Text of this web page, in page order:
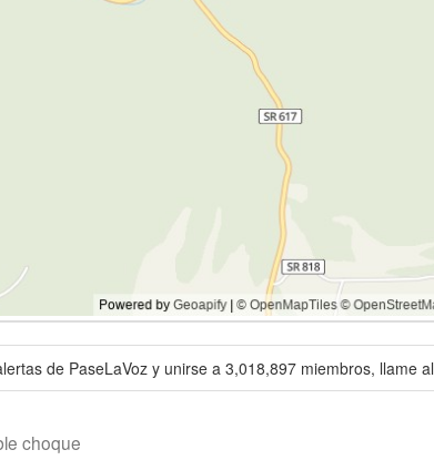
de PaseLaVoz y unirse a 3,018,897 miembros, llame al
choque